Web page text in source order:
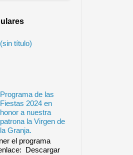
(sin título)
Programa de las
Fiestas 2024 en
honor a nuestra
patrona la Virgen de
la Granja.
el programa
Descargar